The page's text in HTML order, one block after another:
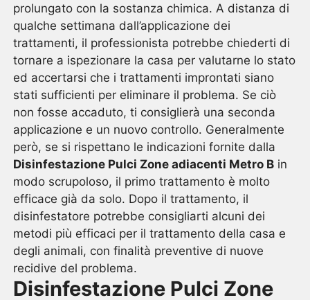
prolungato con la sostanza chimica. A distanza di
qualche settimana dall’applicazione dei
trattamenti, il professionista potrebbe chiederti di
tornare a ispezionare la casa per valutarne lo stato
ed accertarsi che i trattamenti improntati siano
stati sufficienti per eliminare il problema. Se ciò
non fosse accaduto, ti consiglierà una seconda
applicazione e un nuovo controllo. Generalmente
però, se si rispettano le indicazioni fornite dalla
Disinfestazione Pulci Zone adiacenti Metro B in
modo scrupoloso, il primo trattamento è molto
efficace già da solo. Dopo il trattamento, il
disinfestatore potrebbe consigliarti alcuni dei
metodi più efficaci per il trattamento della casa e
degli animali, con finalità preventive di nuove
recidive del problema.
Disinfestazione Pulci Zone